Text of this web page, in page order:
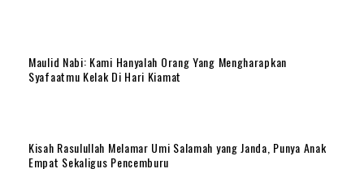
Maulid Nabi: Kami Hanyalah Orang Yang Mengharapkan
Syafaatmu Kelak Di Hari Kiamat
Kisah Rasulullah Melamar Umi Salamah yang Janda, Punya Anak
Empat Sekaligus Pencemburu